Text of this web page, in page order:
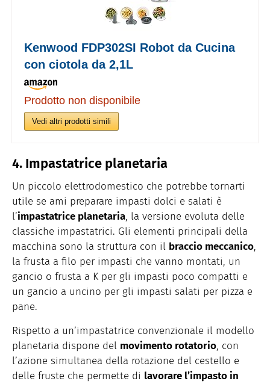
Kenwood FDP302SI Robot da Cucina
con ciotola da 2,1L
Prodotto non disponibile
Vedi altri prodotti simili
4. Impastatrice planetaria
Un piccolo elettrodomestico che potrebbe tornarti
utile se ami preparare impasti dolci e salati è
l’impastatrice planetaria, la versione evoluta delle
classiche impastatrici. Gli elementi principali della
macchina sono la struttura con il braccio meccanico,
la frusta a filo per impasti che vanno montati, un
gancio o frusta a K per gli impasti poco compatti e
un gancio a uncino per gli impasti salati per pizza e
pane.
Rispetto a un’impastatrice convenzionale il modello
planetaria dispone del movimento rotatorio, con
l’azione simultanea della rotazione del cestello e
delle fruste che permette di lavorare l’impasto in